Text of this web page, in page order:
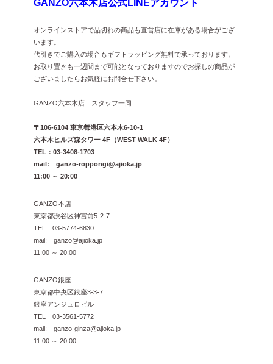
GANZO六本木店公式LINEアカウント
オンラインストアで品切れの商品も直営店に在庫がある場合がござ
います。
代引きでご購入の場合もギフトラッピング無料で承っております。
お取り置きも一週間まで可能となっておりますのでお探しの商品が
ございましたらお気軽にお問合せ下さい。
GANZO六本木店 スタッフ一同
〒106-6104 東京都港区六本木6-10-1
六本木ヒルズ森タワー 4F（WEST WALK 4F）
TEL：03-3408-1703
mail: ganzo-roppongi@ajioka.jp
11:00 ～ 20:00
GANZO本店
東京都渋谷区神宮前5-2-7
TEL 03-5774-6830
mail: ganzo@ajioka.jp
11:00 ～ 20:00
GANZO銀座
東京都中央区銀座3-3-7
銀座アンジュロビル
TEL 03-3561-5772
mail: ganzo-ginza@ajioka.jp
11:00 ～ 20:00